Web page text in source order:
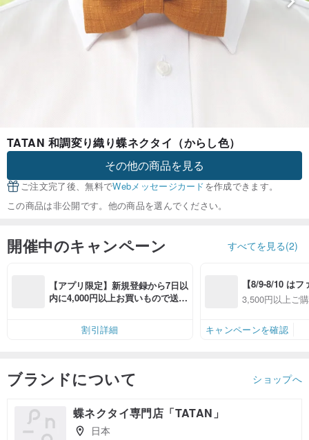
TATAN 和調変り織り蝶ネクタイ（からし色）
その他の商品を見る
ご注文完了後、無料でWebメッセージカードを作成できます。
この商品は非公開です。他の商品を選んでください。
開催中のキャンペーン すべてを見る(2)
【アプリ限定】新規登録から7日以
内に4,000円以上お買いもので送料
割引詳細
【8/9-8/10 は
員感謝デー】ア
全品対象7％
3,500円以上ご
キャンペーンを確認
ブランドについて ショップへ
蝶ネクタイ専門店「TATAN」
日本